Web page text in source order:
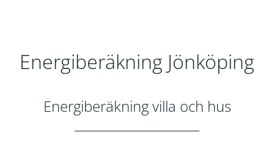
Energiberäkning Jönköping
Energiberäkning villa och hus